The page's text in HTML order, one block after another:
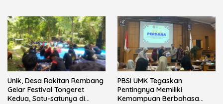
Unik, Desa Rakitan Rembang
Gelar Festival Tongeret
Kedua, Satu-satunya di
PBSI UMK Tegaskan
Pentingnya Memiliki
Kemampuan Berbahasa